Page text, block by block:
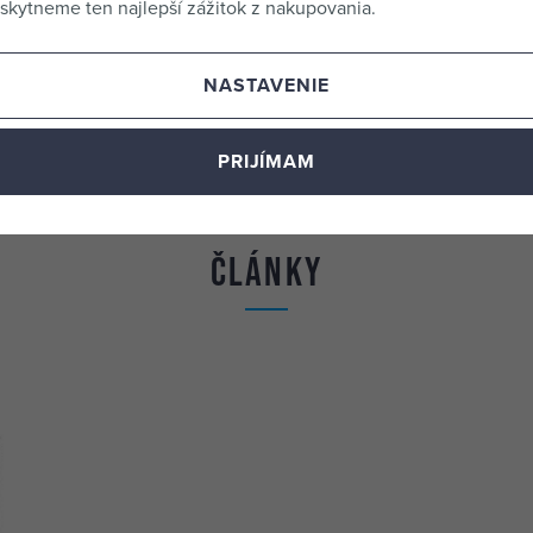
Články
ten najlepší zážitok z nakupovania.
NASTAVENIE
PRIJÍMAM